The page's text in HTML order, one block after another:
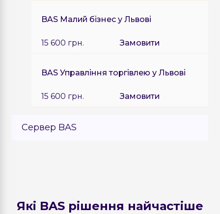
BAS Малий бізнес у Львові
15 600 грн. Замовити
BAS Управління торгівлею у Львові
15 600 грн. Замовити
Сервер BAS
Які BAS рішення найчастіше